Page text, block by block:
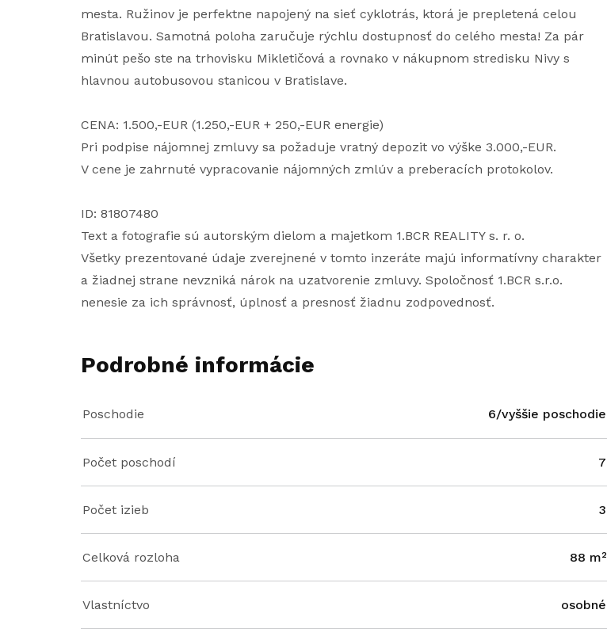
mesta. Ružinov je perfektne napojený na sieť cyklotrás, ktorá je prepletená celou
Bratislavou. Samotná poloha zaručuje rýchlu dostupnosť do celého mesta! Za pár
minút pešo ste na trhovisku Mikletičová a rovnako v nákupnom stredisku Nivy s
hlavnou autobusovou stanicou v Bratislave.
CENA: 1.500,-EUR (1.250,-EUR + 250,-EUR energie)
Pri podpise nájomnej zmluvy sa požaduje vratný depozit vo výške 3.000,-EUR.
V cene je zahrnuté vypracovanie nájomných zmlúv a preberacích protokolov.
ID: 81807480
Text a fotografie sú autorským dielom a majetkom 1.BCR REALITY s. r. o.
Všetky prezentované údaje zverejnené v tomto inzeráte majú informatívny charakter
a žiadnej strane nevzniká nárok na uzatvorenie zmluvy. Spoločnosť 1.BCR s.r.o.
nenesie za ich správnosť, úplnosť a presnosť žiadnu zodpovednosť.
Podrobné informácie
Poschodie 6/vyššie poschodie
Počet poschodí 7
Počet izieb 3
Celková rozloha 88 m²
Vlastníctvo osobné